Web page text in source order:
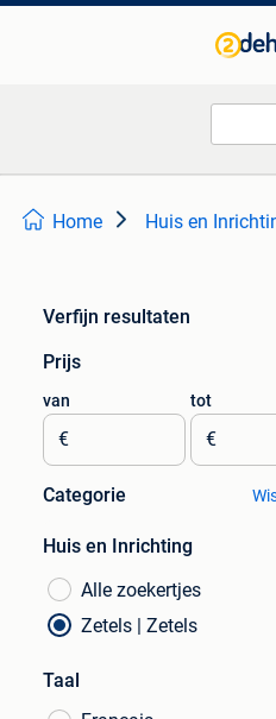
Home Huis en
Verfijn resultaten
Prijs
van
€
tot
€
Categorie
Huis en Inrichting
Alle zoekertjes
Zetels | Zetels
Taal